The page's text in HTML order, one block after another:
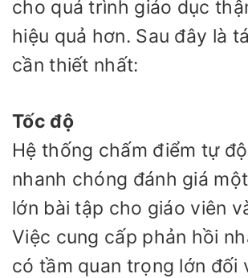
cho quá trình giáo dục
hiệu quả hơn. Sau đây là
cần thiết nhất:
Tốc độ
Hệ thống chấm điểm tự
nhanh chóng đánh giá
lớn bài tập cho giáo viên
Việc cung cấp phản hồi
có tầm quan trọng lớn đối